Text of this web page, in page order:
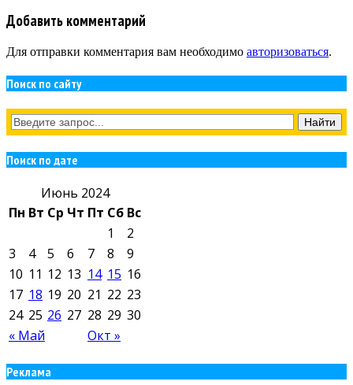
Добавить комментарий
Для отправки комментария вам необходимо авторизоваться.
Поиск по сайту
Поиск по дате
Июнь 2024
Пн Вт Ср Чт Пт Сб Вс
« Май Окт »
1
2
3
4 5 6 7 8
9
10 11 12 13 14 15 16
17 18 19 20 21 22 23
24 25 26 27 28 29 30
Реклама